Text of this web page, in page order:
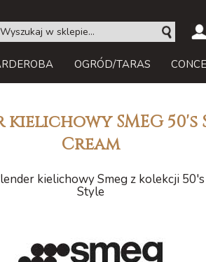
OGRÓD/TARAS
kielichowy SMEG 50's
Cream
kielichowy Smeg z kolekcji
Style